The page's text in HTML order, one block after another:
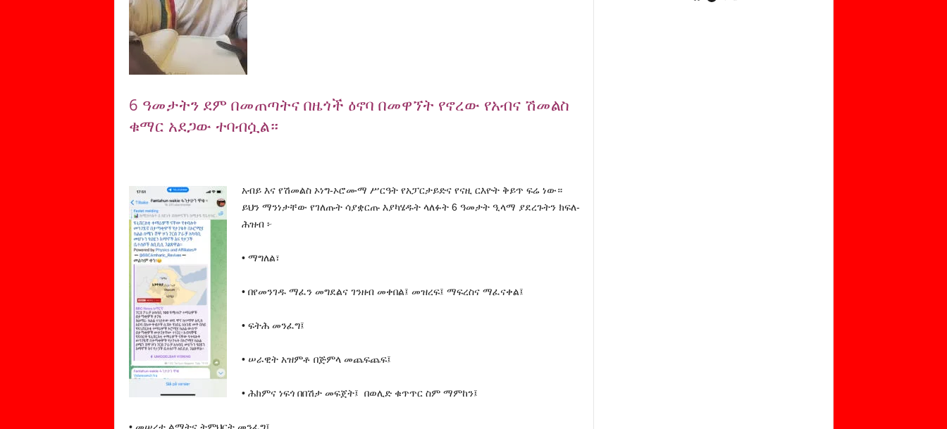
6 ዓመታትን ደም በመጠጣትና በዜጎች ዕኖባ በመዋኘት የኖረው የአብና ሽመልስ
ቁማር አደጋው ተባብሷል።
አብይ እና የሽመልስ ኦነግ-ኦሮሙማ ሥርዓት የአፓርታይድና የናዚ ርእዮት ቅይጥ ፍሬ ነው።
ይህን ማንነታቸው የገለጡት ሳያቋርጡ እያካሄዱት ላለፉት 6 ዓመታት ዒላማ ያደረጉትን ክፍለ-
ሕዝብ ፦
• ማግለል፣
• በየመንገዱ ማፈን መግደልና ገንዘብ መቀበል፤ መዝረፍ፤ ማፍረስና ማፈናቀል፤
• ፍትሕ መንፈግ፤
• ሠራዊት አዝምቶ በጅምላ መጨፍጨፍ፤
• ሕክምና ነፍጎ በበሽታ መፍጀት፤ በወሊድ ቁጥጥር ስም ማምከን፤